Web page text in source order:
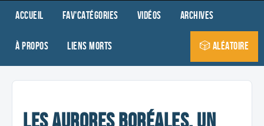
Accueil Fav'Catégories Vidéos Archives
À propos Liens morts 🎲 Aléatoire